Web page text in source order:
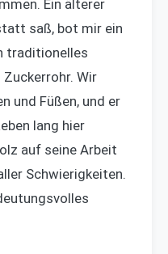
Ein älterer
saß, bot mir ein
traditionelles
Wir
und Füßen, und er
lang hier
auf seine Arbeit
Schwierigkeiten.